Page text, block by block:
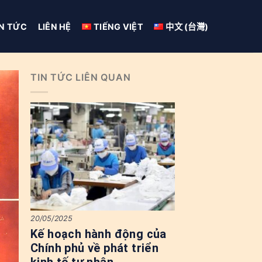
TỨC LIÊN HỆ TIẾNG VIỆT 中文 (台灣)
TIN TỨC LIÊN QUAN
Kế hoạch hành động của
Chính phủ về phát triển
20/05/2025